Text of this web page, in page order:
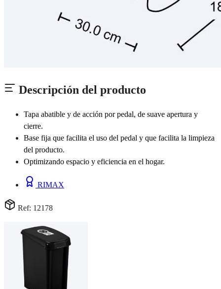
Descripción del producto
Tapa abatible y de acción por pedal, de suave apertura y
cierre.
Base fija que facilita el uso del pedal y que facilita la limpieza
del producto.
Optimizando espacio y eficiencia en el hogar.
RIMAX
Ref: 12178